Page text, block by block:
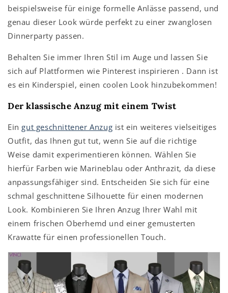
beispielsweise für einige formelle Anlässe passend, und
genau dieser Look würde perfekt zu einer zwanglosen
Dinnerparty passen.
Behalten Sie immer Ihren Stil im Auge und lassen Sie
sich auf Plattformen wie Pinterest inspirieren . Dann ist
es ein Kinderspiel, einen coolen Look hinzubekommen!
Der klassische Anzug mit einem Twist
Ein gut geschnittener Anzug ist ein weiteres vielseitiges
Outfit, das Ihnen gut tut, wenn Sie auf die richtige
Weise damit experimentieren können. Wählen Sie
hierfür Farben wie Marineblau oder Anthrazit, da diese
anpassungsfähiger sind. Entscheiden Sie sich für eine
schmal geschnittene Silhouette für einen modernen
Look. Kombinieren Sie Ihren Anzug Ihrer Wahl mit
einem frischen Oberhemd und einer gemusterten
Krawatte für einen professionellen Touch.